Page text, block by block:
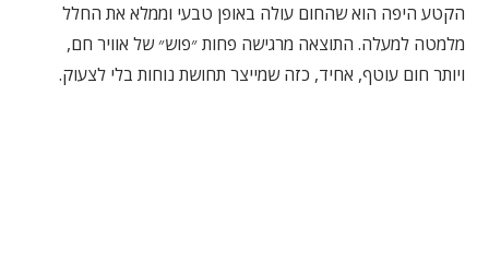
הקטע היפה הוא שהחום עולה באופן טבעי וממלא את החלל
מלמטה למעלה. התוצאה מרגישה פחות ״פוש״ של אוויר חם,
ויותר חום עוטף, אחיד, כזה שמייצר תחושת נוחות בלי לצעוק.